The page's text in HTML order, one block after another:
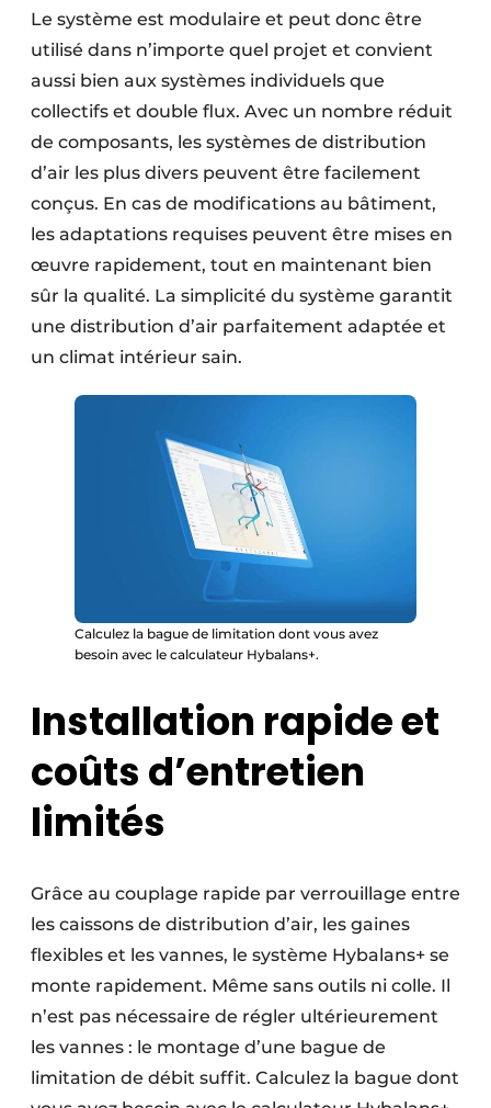
Le système est modulaire et peut donc être
utilisé dans n’importe quel projet et convient
aussi bien aux systèmes individuels que
collectifs et double flux. Avec un nombre réduit
de composants, les ­systèmes de distribution
d’air les plus divers peuvent être facilement
conçus. En cas de modifications au bâtiment,
les adaptations requises peuvent être mises en
œuvre rapidement, tout en maintenant bien
sûr la qualité. La simplicité du système garantit
une distribution d’air parfaitement adaptée et
un climat intérieur sain.
Calculez la bague de limitation dont vous avez
besoin avec le calculateur Hybalans+.
Installation rapide et
coûts d’entretien
limités
Grâce au couplage rapide par verrouillage entre
les caissons de distribution d’air, les gaines
flexibles et les vannes, le système Hybalans+ se
monte rapidement. Même sans outils ni colle. Il
n’est pas nécessaire de régler ultérieurement
les vannes : le montage d’une bague de
limitation de débit suffit. Calculez la bague dont